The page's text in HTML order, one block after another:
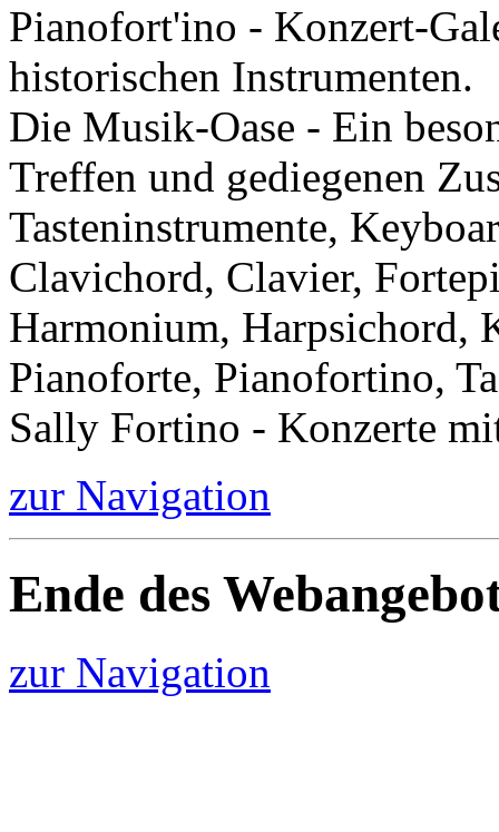
Pianofort'ino - Konzert-
historischen Instrumenten.
Die Musik-Oase - Ein
Treffen und gediegenen
Tasteninstrumente,
Clavichord, Clavier,
Harmonium, Harpsichord,
Pianoforte, Pianofortino,
Sally Fortino - Konzerte
zur Navigation
Ende des
zur Navigation